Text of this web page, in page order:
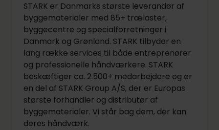
STARK er Danmarks største leverandør af
byggematerialer med 85+ trælaster,
byggecentre og specialforretninger i
Danmark og Grønland. STARK tilbyder en
lang række services til både entreprenører
og professionelle håndværkere. STARK
beskæftiger ca. 2.500+ medarbejdere og er
en del af STARK Group A/S, der er Europas
største forhandler og distributør af
byggematerialer. Vi står bag dem, der kan
deres håndværk.